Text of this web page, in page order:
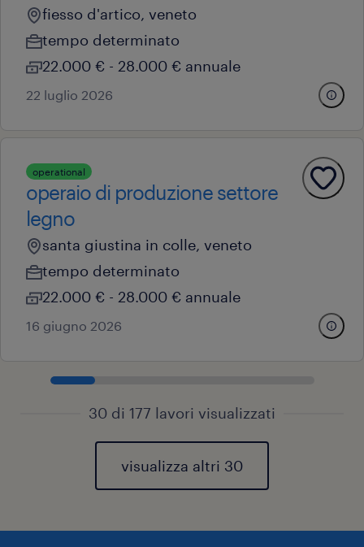
fiesso d'artico, veneto
tempo determinato
22.000 € - 28.000 € annuale
22 luglio 2026
operational
operaio di produzione settore
legno
santa giustina in colle, veneto
tempo determinato
22.000 € - 28.000 € annuale
16 giugno 2026
30 di 177 lavori visualizzati
visualizza altri 30